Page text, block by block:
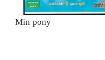
Min pony